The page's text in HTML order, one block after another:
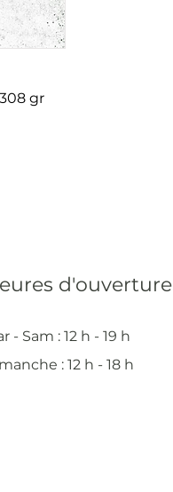
gr
d'ouverture
- Sam : 12 h - 19 h
: 12 h - 18 h